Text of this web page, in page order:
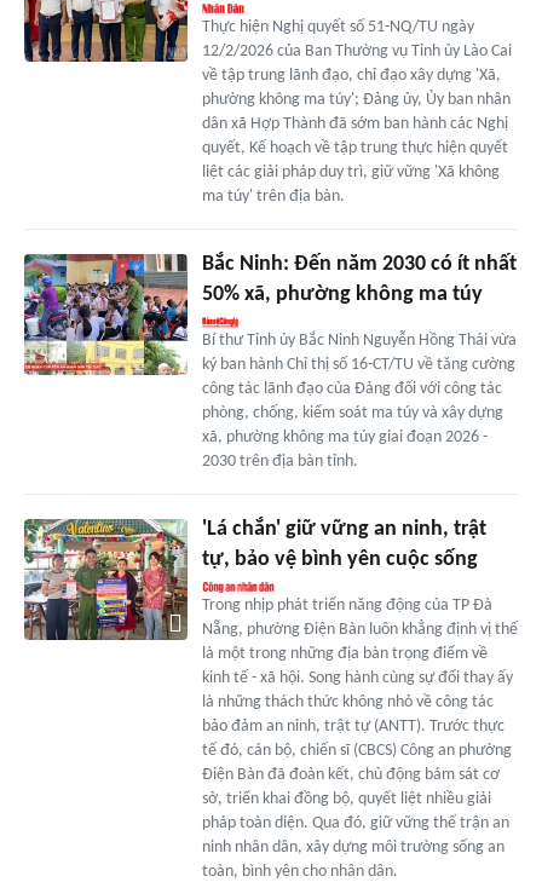
Thực hiện Nghị quyết số 51-NQ/TU ngày
12/2/2026 của Ban Thường vụ Tỉnh ủy Lào Cai
về tập trung lãnh đạo, chỉ đạo xây dựng 'Xã,
phường không ma túy'; Đảng ủy, Ủy ban nhân
dân xã Hợp Thành đã sớm ban hành các Nghị
quyết, Kế hoạch về tập trung thực hiện quyết
liệt các giải pháp duy trì, giữ vững 'Xã không
ma túy' trên địa bàn.
Bắc Ninh: Đến năm 2030 có ít nhất
50% xã, phường không ma túy
Bí thư Tỉnh ủy Bắc Ninh Nguyễn Hồng Thái vừa
ký ban hành Chỉ thị số 16-CT/TU về tăng cường
công tác lãnh đạo của Đảng đối với công tác
phòng, chống, kiểm soát ma túy và xây dựng
xã, phường không ma túy giai đoạn 2026 -
2030 trên địa bàn tỉnh.
'Lá chắn' giữ vững an ninh, trật
tự, bảo vệ bình yên cuộc sống
Trong nhịp phát triển năng động của TP Đà
Nẵng, phường Điện Bàn luôn khẳng định vị thế
là một trong những địa bàn trọng điểm về
kinh tế - xã hội. Song hành cùng sự đổi thay ấy
là những thách thức không nhỏ về công tác
bảo đảm an ninh, trật tự (ANTT). Trước thực
tế đó, cán bộ, chiến sĩ (CBCS) Công an phường
Điện Bàn đã đoàn kết, chủ động bám sát cơ
sở, triển khai đồng bộ, quyết liệt nhiều giải
pháp toàn diện. Qua đó, giữ vững thế trận an
ninh nhân dân, xây dựng môi trường sống an
toàn, bình yên cho nhân dân.